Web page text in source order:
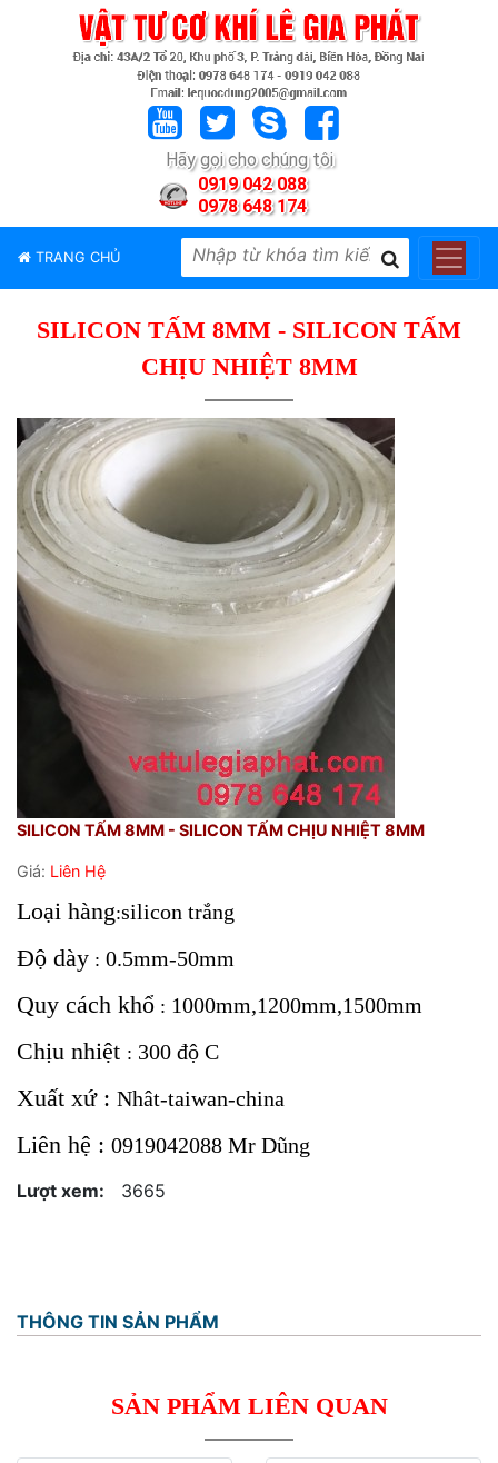
Hãy gọi cho chúng tôi
0919 042 088
0978 648 174
TRANG CHỦ
PHẨM
HIỆU
SILICON TẤM 8MM - SILICON TẤM
CHỊU NHIỆT 8MM
SILICON TẤM 8MM - SILICON TẤM CHỊU NHIỆT 8MM
Giá: Liên Hệ
Loại hàng:silicon trắng
Độ dày : 0.5mm-50mm
Quy cách khổ : 1000mm,1200mm,1500mm
Chịu nhiệt : 300 độ C
Xuất xứ : Nhât-taiwan-china
Liên hệ : 0919042088 Mr Dũng
Lượt xem: 3665
THÔNG TIN SẢN PHẨM
SẢN PHẨM LIÊN QUAN